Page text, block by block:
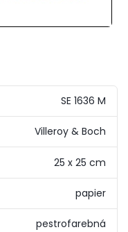
SE 1636 M
Villeroy & Boch
25 x 25 cm
papier
pestrofarebná